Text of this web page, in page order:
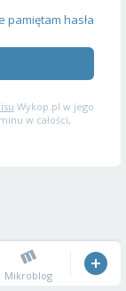
pamiętam hasła
Wykop.pl w jego
w całości,
Mikroblog